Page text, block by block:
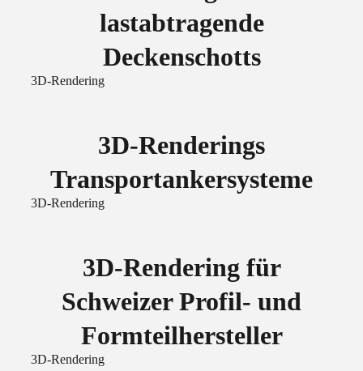
lastabtragende
Deckenschotts
3D-Rendering
3D-Renderings
Transportankersysteme
3D-Rendering
3D-Rendering für
Schweizer Profil- und
Formteilhersteller
3D-Rendering